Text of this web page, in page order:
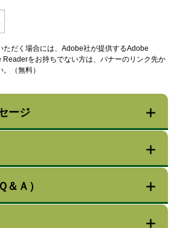
ただく場合には、Adobe社が提供するAdobe
Readerをお持ちでない方は、バナーのリンク先か
（無料）
ージ
＆Ａ）